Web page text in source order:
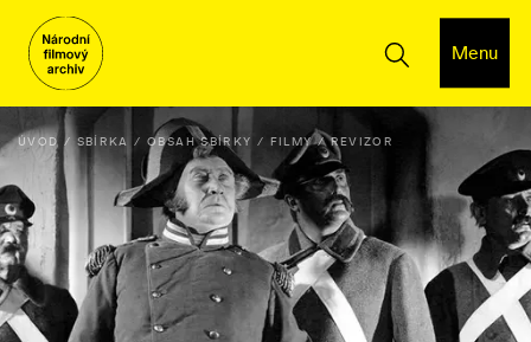
Menu
ÚVOD SBÍRKA OBSAH SBÍRKY FILMY REVIZOR